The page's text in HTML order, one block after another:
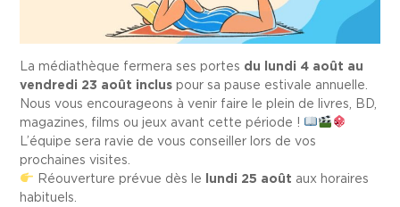
La médiathèque fermera ses portes du lundi 4 août au
vendredi 23 août inclus pour sa pause estivale annuelle.
Nous vous encourageons à venir faire le plein de livres, BD,
magazines, films ou jeux avant cette période !
L’équipe sera ravie de vous conseiller lors de vos
prochaines visites.
Réouverture prévue dès le
lundi 25 août aux horaires
habituels.